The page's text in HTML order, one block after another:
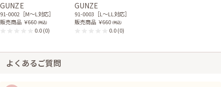
レンタル/購入した商品
ライトベージュのジャケッ
ト風シンプルボレロ
GUNZE
91-0002［M〜L対応］
販売商品 ￥660 (税込)
0.0(0)
GUNZE
91-0003［L〜LL対応］
販売商品 ￥660 (税込)
0.0(0)
よくあるご質問